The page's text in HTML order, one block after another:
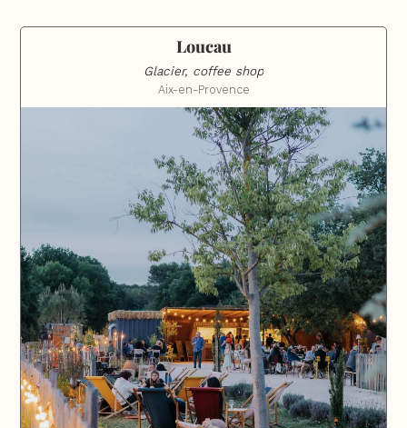
Loucau
Glacier, coffee shop
Aix-en-Provence